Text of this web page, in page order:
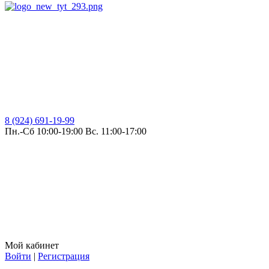
8 (924) 691-19-99
Пн.-Сб 10:00-19:00 Вс. 11:00-17:00
Мой кабинет
Войти | Регистрация